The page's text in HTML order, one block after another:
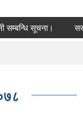
सम्बन्धि सूचना।